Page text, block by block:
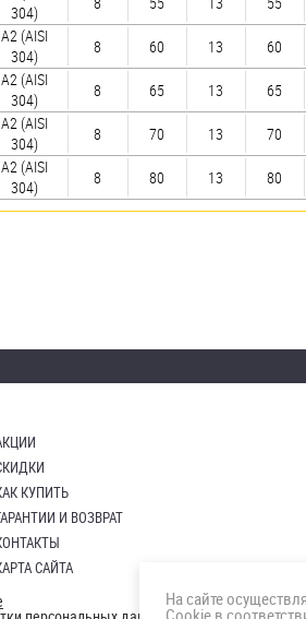
304)
А2 (AISI
304)
8 60 13 60
А2 (AISI
304)
8 65 13 65
А2 (AISI
304)
8 70 13 70
А2 (AISI
304)
8 80 13 80
КУПИТЬ
И ВОЗВРАТ
САЙТА
На сайте
Cookie в